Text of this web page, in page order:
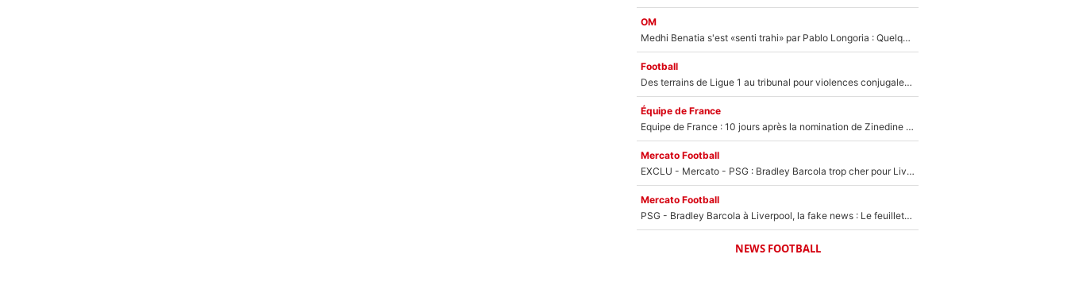
OM
Medhi Benatia s'est «senti trahi» par Pablo Longoria : Quelques semaines après son départ, l'ancien directeur de football de l'OM règle ses comptes
Football
Des terrains de Ligue 1 au tribunal pour violences conjugales : Un arbitre français encourt une peine de 18 mois de prison !
Équipe de France
Equipe de France : 10 jours après la nomination de Zinedine Zidane, c'est au tour de son fils de prendre un nouveau départ !
Mercato Football
EXCLU - Mercato - PSG : Bradley Barcola trop cher pour Liverpool
Mercato Football
PSG - Bradley Barcola à Liverpool, la fake news : Le feuilleton continue !
NEWS FOOTBALL